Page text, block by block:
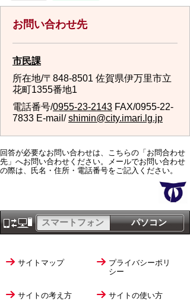
お問い合わせ先
市民課
所在地/〒848-8501 佐賀県伊万里市立
花町1355番地1
電話番号/0955-23-2143 FAX/0955-22-
7833 E-mail/shimin@city.imari.lg.jp
回答が必要なお問い合わせは、こちらの「お問合わせ
先」へお問い合わせください。メールでお問い合わせ
の際は、氏名・住所・電話番号をご記入ください。
パソコン
スマートフォン
サイトマップ
プライバシーポリ
シー
サイトの考え方 サイトの使い方